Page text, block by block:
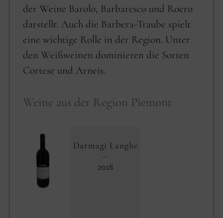
der Weine Barolo, Barbaresco und Roero
darstellt. Auch die Barbera-Traube spielt
eine wichtige Rolle in der Region. Unter
den Weißweinen dominieren die Sorten
Cortese und Arneis.
Weine aus der Region Piemont
Darmagi Langhe
2018